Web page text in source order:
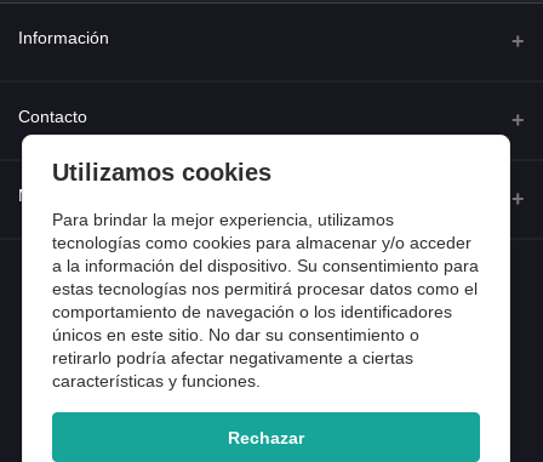
Información
Quienes somos
Preguntas frecuentes
Entradas de blog
Contacto
Calle Ferraz 42, Madrid
Teléfono
918 13 81 81
Email
info@tiendental.com
Mi cuenta
Iniciar sesión
Historial de pedidos
Mi lista de compra
Copyright 2025 © TienDental productos dentales, S.L..
Utilizamos cookies
Para brindar la mejor experiencia, utilizamos
tecnologías como cookies para almacenar y/o acceder
a la información del dispositivo. Su consentimiento para
estas tecnologías nos permitirá procesar datos como el
comportamiento de navegación o los identificadores
únicos en este sitio. No dar su consentimiento o
retirarlo podría afectar negativamente a ciertas
características y funciones.
Rechazar